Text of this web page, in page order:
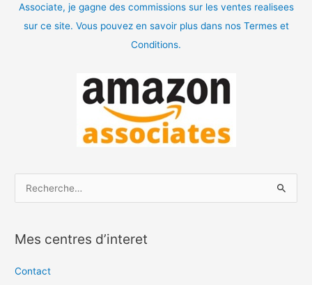
Associate, je gagne des commissions sur les ventes realisees
sur ce site. Vous pouvez en savoir plus dans nos Termes et
Conditions.
h
e
Mes centres d’interet
Contact